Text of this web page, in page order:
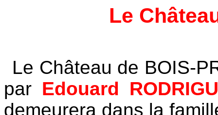
Le
Le Château de BOIS-
par Edouard
demeurera dans la